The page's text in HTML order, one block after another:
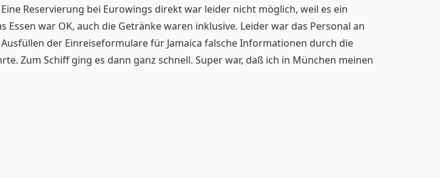
Reservierung bei Eurowings direkt war leider nicht möglich, weil es ein
war OK, auch die Getränke waren inklusive. Leider war das Personal an
der Einreiseformulare für Jamaica falsche Informationen durch die
Zum Schiff ging es dann ganz schnell. Super war, daß ich in München meinen